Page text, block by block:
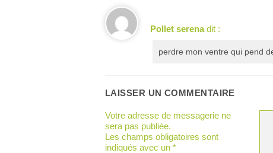
Pollet serena dit :
perdre mon ventre qui pend
LAISSER UN COMMENTAIRE
Votre adresse de messagerie ne
sera pas publiée.
Les champs obligatoires sont
indiqués avec un *